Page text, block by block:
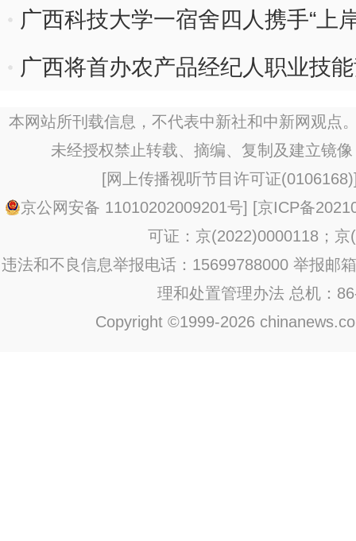
中医药文化
广西科技大学一宿舍四人携手“上
广西将首办农产品经纪人职业技
本网站所刊载信息，不代表中新社和中新网观点
未经授权禁止转载、摘编、复制及建立镜
[网上传播视听节目许可证(0106168)
京公网安备 11010202009201号] [京ICP备
可证：京(2022)0000118；京
违法和不良信息举报电话：15699788000 举报邮
理和处置管理办法 总机：
Copyright ©1999-2026